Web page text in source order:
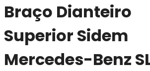
Braço Dianteiro
Superior Sidem
Mercedes-Benz